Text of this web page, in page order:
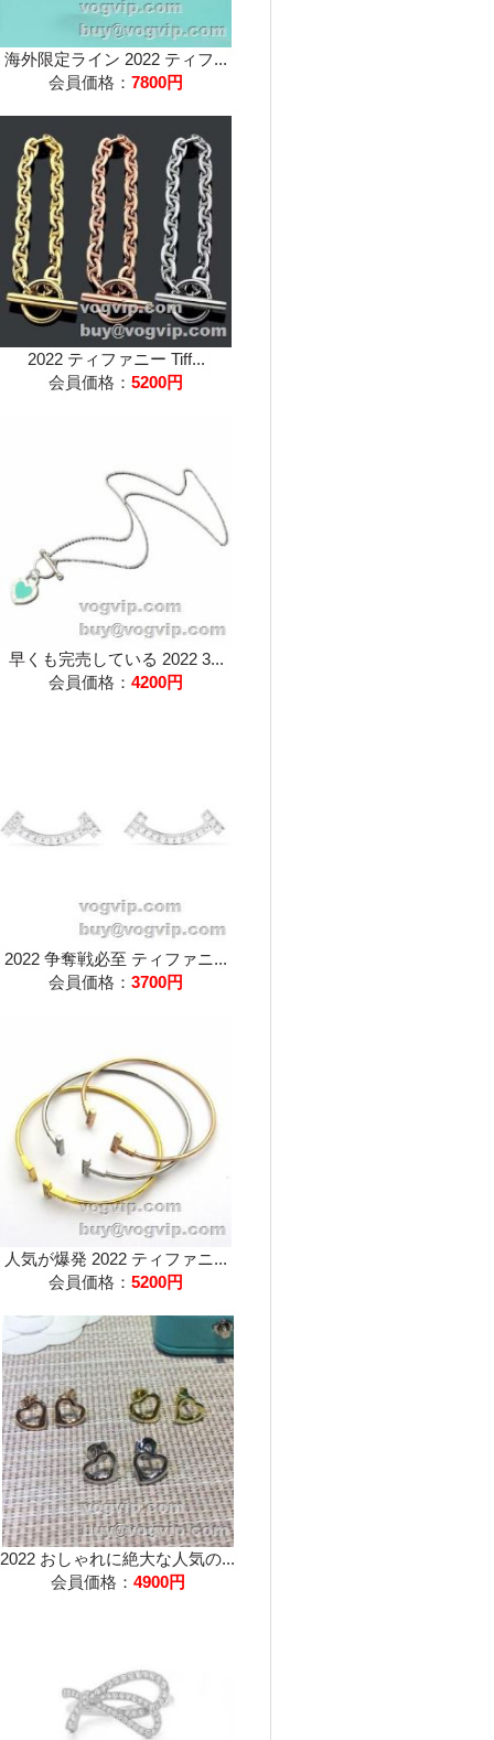
海外限定ライン 2022 ティフ...
会員価格： 7800円
2022 ティファニー Tiff...
会員価格： 5200円
早くも完売している 2022 3...
会員価格： 4200円
2022 争奪戦必至 ティファニ...
会員価格： 3700円
人気が爆発 2022 ティファニ...
会員価格： 5200円
2022 おしゃれに絶大な人気の...
会員価格： 4900円